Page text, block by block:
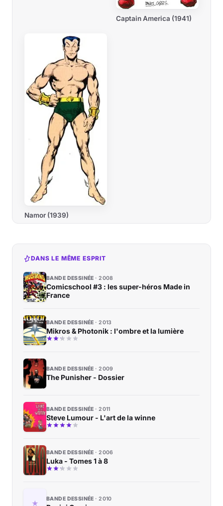
Captain America (1941)
Namor (1939)
DANS LE MÊME ESPRIT
BANDE DESSINÉE 2008
Comicschool #3 : les super-héros Made in
France
BANDE DESSINÉE 2013
Mikros & Photonik : l'ombre et la lumière
BANDE DESSINÉE 2009
The Punisher - Dossier
BANDE DESSINÉE 2011
Steve Lumour - L'art de la winne
BANDE DESSINÉE 2006
Luka - Tomes 1 à 8
BANDE DESSINÉE 2010